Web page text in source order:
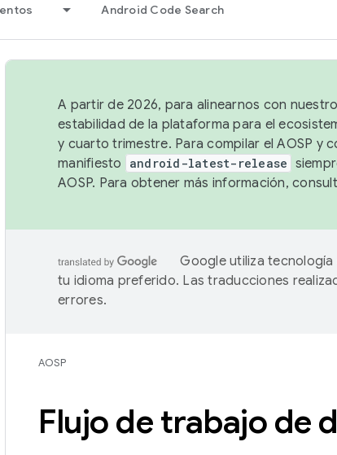
Android Code Search
A partir de 2026, para alinearnos con
estabilidad de la plataforma para el
y cuarto trimestre. Para compilar el AOSP y
manifiesto
android-latest-release
AOSP. Para obtener más información,
Google utiliza
tu idioma preferido. Las traducciones
errores.
AOSP
Flujo de trabajo de